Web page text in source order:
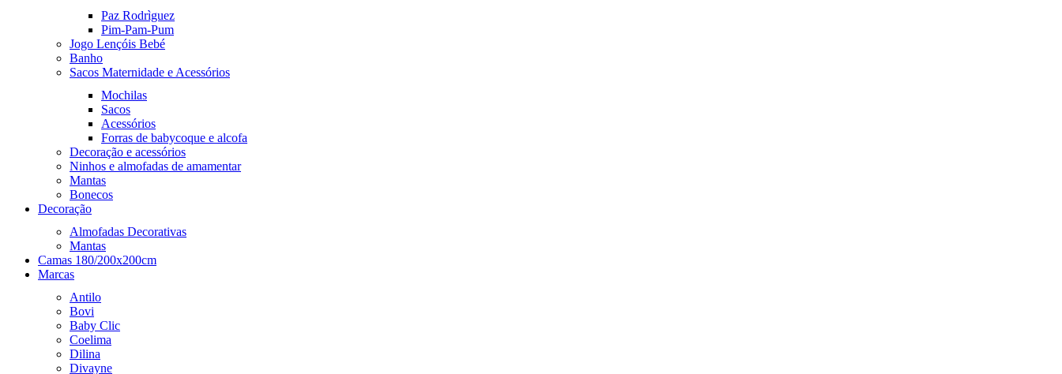
Paz Rodrìguez
Pim-Pam-Pum
Jogo Lençóis Bebé
Banho
Sacos Maternidade e Acessórios
Mochilas
Sacos
Acessórios
Forras de babycoque e alcofa
Decoração e acessórios
Ninhos e almofadas de amamentar
Mantas
Bonecos
Decoração
Almofadas Decorativas
Mantas
Camas 180/200x200cm
Marcas
Antilo
Bovi
Baby Clic
Coelima
Dilina
Divayne